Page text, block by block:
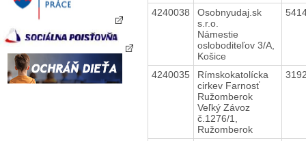
4240038
Osobnyudaj.sk
s.r.o.
Námestie
osloboditeľov 3/A,
Košice
4240035
Rímskokatolícka
cirkev Farnosť
Ružomberok
Veľký Závoz
č.1276/1,
Ružomberok